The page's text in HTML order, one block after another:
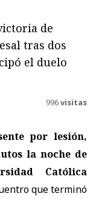
de
tras dos
el duelo
996visitas
por lesión,
la noche de
Católica
que terminó